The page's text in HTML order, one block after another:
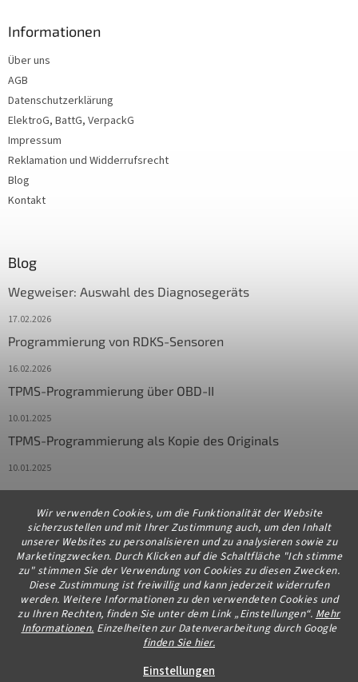
Wir verwenden Cookies, um die Funktionalität der Website
sicherzustellen und mit Ihrer Zustimmung auch, um den Inhalt
unserer Websites zu personalisieren und zu analysieren sowie zu
Marketingzwecken. Durch Klicken auf die Schaltfläche "Ich stimme
zu" stimmen Sie der Verwendung von Cookies zu diesen Zwecken.
Diese Zustimmung ist freiwillig und kann jederzeit widerrufen
werden. Weitere Informationen zu den verwendeten Cookies und
zu Ihren Rechten, finden Sie unter dem Link „Einstellungen“. Mehr
Informationen. Einzelheiten zur Datenverarbeitung durch Google
finden Sie hier.
Einstellungen
Informationen
Über uns
AGB
Datenschutzerklärung
ElektroG, BattG, VerpackG
Impressum
Reklamation und Widderrufsrecht
Blog
Kontakt
Blog
Wegweiser: Auswahl des Diagnosegeräts
17.02.2026
Programmierung von RDKS-Sensoren
16.02.2026
TPMS-Programmierung über OBD-II
10.01.2025
TPMS-Programmierung als Kopie des Originals
10.01.2025
Kontakt
info@diagstore.de
+491706654834
Erstellt von Shoptet Premium